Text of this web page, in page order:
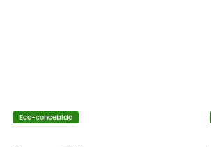
Eco-concebido